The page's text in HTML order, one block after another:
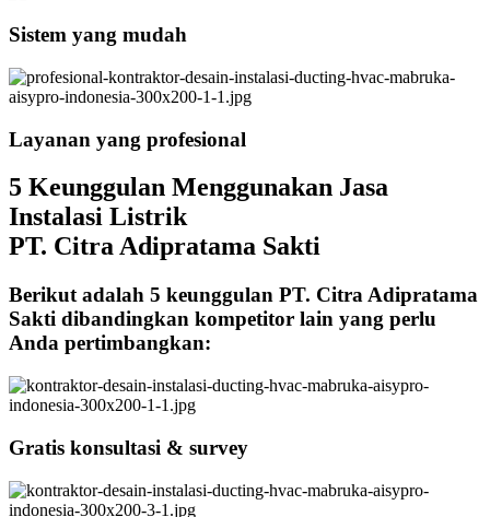
Sistem yang mudah
Layanan yang profesional
5 Keunggulan Menggunakan Jasa
Instalasi Listrik
PT. Citra Adipratama Sakti
Berikut adalah 5 keunggulan PT. Citra Adipratama
Sakti dibandingkan kompetitor lain yang perlu
Anda pertimbangkan:
Gratis konsultasi & survey